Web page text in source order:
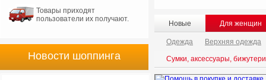
Новые Для женщин
Одежда Верхняя одежда
Сумки, аксессуары,
Товары приходят
пользователи их получают.
Новости шоппинга